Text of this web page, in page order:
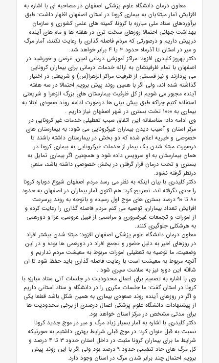
معاون درمان دانشگاه علوم پزشکی اصفهان در مصاحبه ای با اشاره به
افزایش آمار مبتلایان به بیماری کرونا در استان اصفهان اظهار داشت: طبق
برآوردهای ستاد ملی مبارزه با کرونا، کمیته های علمی کشوری و سازمان
بهداشت جهانی احتمالا روزهای سخت تری در هفته ها و ماه های آینده
درپیش داریم و درصورتی که مردم فاصله گذاری را رعایت نکنند، آمار مرگ
و میر در استان تا آذرماه حدود ۳ یا ۴ برابر خواهد شد.
دکتر بهروز کلیدری افزود: مراکز آموزشی درمانی امین، غرضی و خورشید در
اصفهان با تمام ظرفیتشان به ارائه خدمات درمانی برای بیماران کرونایی
می پردازند و نیز قسمتی از ظرفیت مراکز الزهرا(س) و شریعتی در اختیار
گذاشته شده اند، ولی اگر با همین روند پیش برویم احتمالا در سه هفته
آینده مجبور می شویم از کل ظرفیت بیمارستان های بزرگ الزهرا و شریعتی
استفاده کنیم چراکه طبق پیش بینی ها درصورت ادامه روند صعودی ابتلا به
بیماری به ۱۰۰۰ تخت بستری در شهر اصفهان نیاز داریم
.
وی ادامه داد: متاسفانه این اتفاق سبب تعطیلی خدمات غیر کرونایی در
مرکز استان و آسیب دیدن بیماران غیرکرونایی می شود؛ به بیمارستان های
خصوصی و خیریه اعلام شده که دو بخش در بیمارستان داشته باشند تا
درصورت مبتلا شدن یک بیمار از خدمات غیرکرونایی به بیماری کرونا در
همان بیمارستان به او سرویس داده شود و همچنین اگر بیماری تمایل به
بستری و تحت درمان قرار گرفتن در بخش خصوصی داشته باشد، منعی
درنظر گرفته نشود.
دکتر کلیدری با بیان اینکه به نظر می رسد مردم اصفهان شیوع دوباره کرونا
را جدی نگرفته اند، تصریح کرد: هم اکنون آمار بیماران در اصفهان به حدود
۸۰ تا ۹۰ درصد بستری های موج اول رسیده و باتوجه به روند پرسرعت
افزایش تعداد بیماران، توصیه می کنم مردم فاصله گذاری را رعایت کرده و
از امورات و تجمعات غیرضروری و مراسمی از قبیل عروسی، عزا و دورهمی
به هرشکلی جلوگیری کنند.
معاون درمان دانشگاه علوم پزشکی اصفهان افزود: مبتلا شدن بیشتر افراد
در روزهای اخیر به دلیل حضور و تجمع افراد در دورهمی ها بوده و در این
وضعیت، ما توصیه به تعطیلی امورات مربوط به معیشت مردم نداریم و
آنچه مربوط به معیشت است با رعایت فاصله گذاری باید حفظ شود تا ان
شاالله این دوره نیز به سلامت سپری شود .
وی با اشاره به تصمیم برای اعمال محدودیت در جلسات آتی ستاد مبارزه با
کرونا در استان گفت: ما جلسات مکرری را در دانشگاه و ستاد استانی داریم
و اگر در روزهای آینده روند صعودی بیماری به همین شکل باشد قطعا یکی
از پیشنهادات دانشگاه علوم پزشکی اعمال درصدی از برخی محدودیت ها
برای مدتی مشخص در مرکز استان خواهد بود.
دکتر کلیدری با اشاره به آمار بسیار زیاد مرگ و میر در موج جدید کرونا
نسبت به قبل عنوان کرد: در موج قبلی شرایط بهتری داشتیم به صورتیکه
شرایط ما برای بیماران کرونا مثبت در داخل استان حدود ۳ تا ۴ درصد و
کل مرگ های حاد تنفسی حدود ۹ درصد بود ولی اگر با این روند پیش
برویم احتمال چند برابر شدن مرگ در استان وجود دارد.